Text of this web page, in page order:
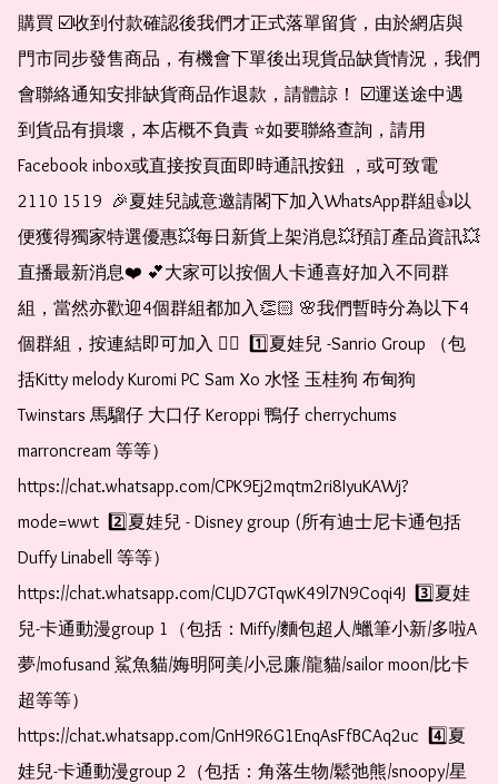
購買 ☑️收到付款確認後我們才正式落單留貨，由於網店與
門市同步發售商品，有機會下單後出現貨品缺貨情況，我們
會聯絡通知安排缺貨商品作退款，請體諒！ ☑️運送途中遇
到貨品有損壞，本店概不負責 ⭐️如要聯絡查詢，請用
Facebook inbox或直接按頁面即時通訊按鈕 ，或可致電
2110 1519  🎉夏娃兒誠意邀請閣下加入WhatsApp群組👍以
便獲得獨家特選優惠💥每日新貨上架消息💥預訂產品資訊💥
直播最新消息❤️ 💕大家可以按個人卡通喜好加入不同群
組，當然亦歡迎4個群組都加入👏🏻 🌸我們暫時分為以下4
個群組，按連結即可加入 👇🏻  1️⃣夏娃兒 -Sanrio Group （包
括Kitty melody Kuromi PC Sam Xo 水怪 玉桂狗 布甸狗
Twinstars 馬騮仔 大口仔 Keroppi 鴨仔 cherrychums
marroncream 等等）
https://chat.whatsapp.com/CPK9Ej2mqtm2ri8IyuKAWj?
mode=wwt  2️⃣夏娃兒 - Disney group (所有迪士尼卡通包括
Duffy Linabell 等等）
https://chat.whatsapp.com/CLJD7GTqwK49l7N9Coqi4J  3️⃣夏娃
兒-卡通動漫group 1（包括：Miffy/麵包超人/蠟筆小新/多啦A
夢/mofusand 鯊魚貓/娒明阿美/小忌廉/龍貓/sailor moon/比卡
超等等）
https://chat.whatsapp.com/GnH9R6G1EnqAsFfBCAq2uc  4️⃣夏
娃兒-卡通動漫group 2（包括：角落生物/鬆弛熊/snoopy/星